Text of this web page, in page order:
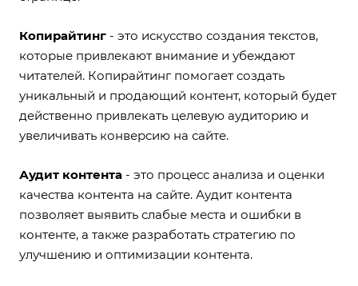
Копирайтинг - это искусство создания текстов,
которые привлекают внимание и убеждают
читателей. Копирайтинг помогает создать
уникальный и продающий контент, который будет
действенно привлекать целевую аудиторию и
увеличивать конверсию на сайте.
Аудит контента - это процесс анализа и оценки
качества контента на сайте. Аудит контента
позволяет выявить слабые места и ошибки в
контенте, а также разработать стратегию по
улучшению и оптимизации контента.